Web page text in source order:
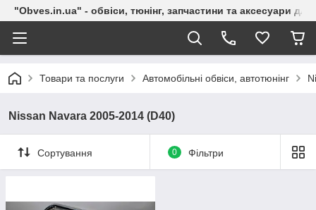
"Obves.in.ua" - обвіси, тюнінг, запчастини та аксесуари
Товари та послуги Автомобільні обвіси, автотюнінг
Nissan Navara 2005-2014 (D40)
Сортування 0 Фільтри